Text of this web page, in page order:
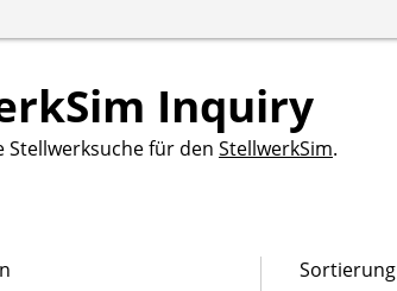
Inquiry
Stellwerksuche für den StellwerkSim.
Sortierung